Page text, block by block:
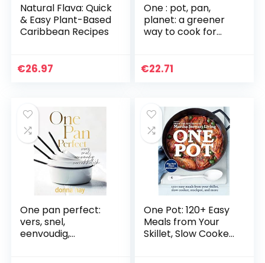
Natural Flava: Quick
& Easy Plant-Based
Caribbean Recipes
€26.97
One : pot, pan,
planet: a greener
way to cook for
€22.71
One pan perfect:
vers, snel,
eenvoudig,
One Pot: 120+ Easy
Meals from Your
Skillet, Slow Cooker,